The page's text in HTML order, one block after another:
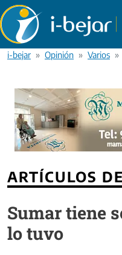
Pasar al contenido principal
i-bejar Opinión Varios
ARTÍCULOS
Sumar tiene
lo tuvo